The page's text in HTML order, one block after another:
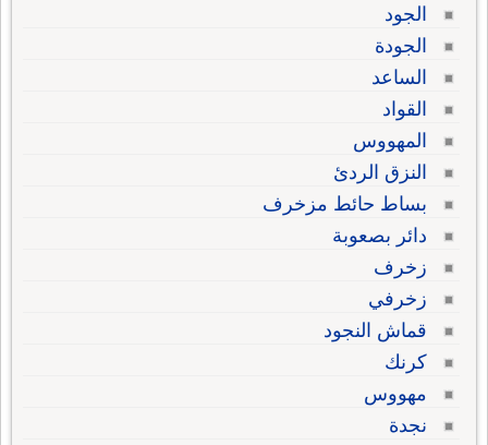
الجود
الجودة
الساعد
القواد
المهووس
النزق الردئ
بساط حائط مزخرف
دائر بصعوبة
زخرف
زخرفي
قماش النجود
كرنك
مهووس
نجدة